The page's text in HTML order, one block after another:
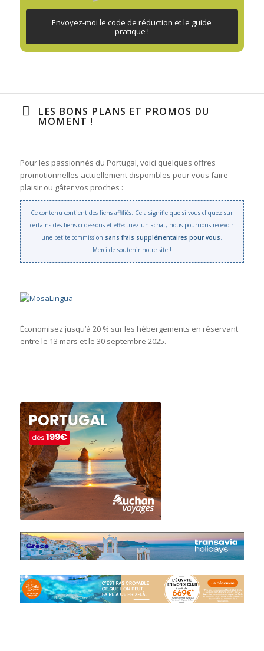
Envoyez-moi le code de réduction et le guide
pratique !
LES BONS PLANS ET PROMOS DU
MOMENT !
Pour les passionnés du Portugal, voici quelques offres
promotionnelles actuellement disponibles pour vous faire
plaisir ou gâter vos proches :
Ce contenu contient des liens affiliés. Cela signifie que si vous cliquez sur
certains des liens ci-dessous et effectuez un achat, nous pourrions recevoir
une petite commission sans frais supplémentaires pour vous.
Merci de soutenir notre site !
Économisez jusqu’à 20 % sur les hébergements en réservant
entre le 13 mars et le 30 septembre 2025.